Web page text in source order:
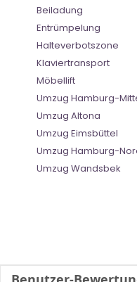
Beiladung
Entrümpelung
Halteverbotszone
Klaviertransport
Möbellift
Umzug Hamburg-
Umzug Altona
Umzug Eimsbüttel
Umzug Hamburg-
Umzug Wandsbek